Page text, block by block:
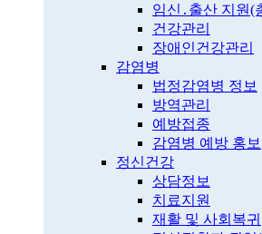
임신․출산 지원(
건강관리
장애인건강관리
감염병
법정감염병 정보
방역관리
예방접종
감염병 예방 홍보
정신건강
상담정보
치료지원
재활 및 사회복귀